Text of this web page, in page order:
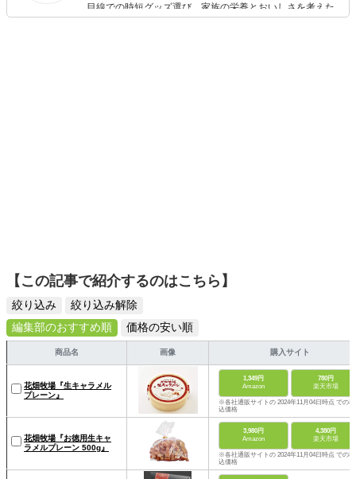
目線での時短グッズ選び、家族の栄養とおいしさを考えた
食品選び、束の間のリラックスタイムを楽しむためのスイ
【この記事で紹介するのはこちら】
絞り込み
絞り込み解除
編集部のおすすめ順
価格の安い順
商品名 画像 購入サイト
花畑牧場『生キャラメル
プレーン』
1,349円
Amazon
780円
楽天市場
※各社通販サイトの 2024年11月04日時点 での税
込価格
花畑牧場『お徳用生キャ
ラメルプレーン 500g』
3,980円
Amazon
4,380円
楽天市場
※各社通販サイトの 2024年11月04日時点 での税
込価格